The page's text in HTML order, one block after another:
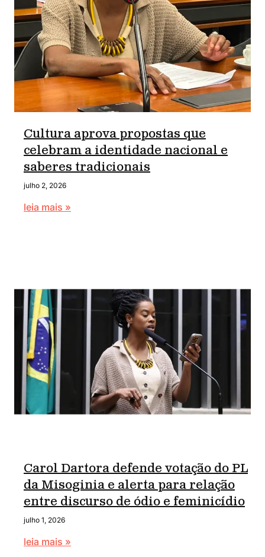
Cultura aprova propostas que
celebram a identidade nacional e
saberes tradicionais
julho 2, 2026
leia mais »
Carol Dartora defende votação do PL
da Misoginia e alerta para relação
entre discurso de ódio e feminicídio
julho 1, 2026
leia mais »